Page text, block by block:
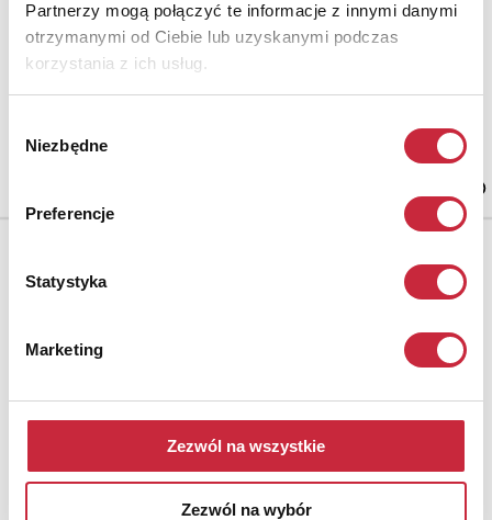
Partnerzy mogą połączyć te informacje z innymi danymi
otrzymanymi od Ciebie lub uzyskanymi podczas
korzystania z ich usług.
zgody
Niezbędne
Preferencje
Statystyka
Marketing
Zezwól na wszystkie
Zezwól na wybór
Stolik pomocniczy w stylu secesji francuskiej
sygn. na blacie: Gallé; Francja, 2 ćw. XX w.